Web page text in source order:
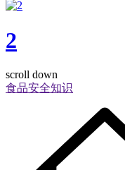
2
scroll down
食品安全知识